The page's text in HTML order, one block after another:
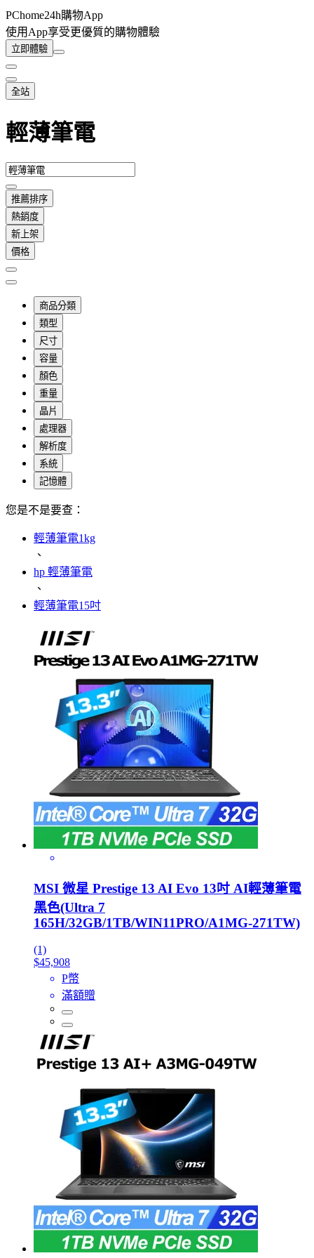
PChome24h購物App
使用App享受更優質的購物體驗
立即體驗
全站
輕薄筆電
推薦排序
熱銷度
新上架
價格
商品分類
類型
尺寸
容量
顏色
重量
晶片
處理器
解析度
系統
記憶體
您是不是要查：
輕薄筆電1kg
、
hp 輕薄筆電
、
輕薄筆電15吋
MSI 微星 Prestige 13 AI Evo 13吋 AI輕薄筆電
黑色(Ultra 7
165H/32GB/1TB/WIN11PRO/A1MG-271TW)
(1)
$45,908
P幣
滿額贈